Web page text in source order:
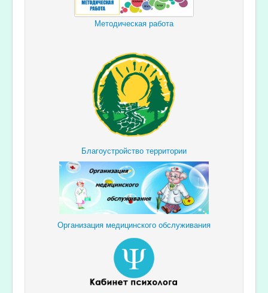
Методическая работа
Благоустройство территории
Организация медицинского обслуживания